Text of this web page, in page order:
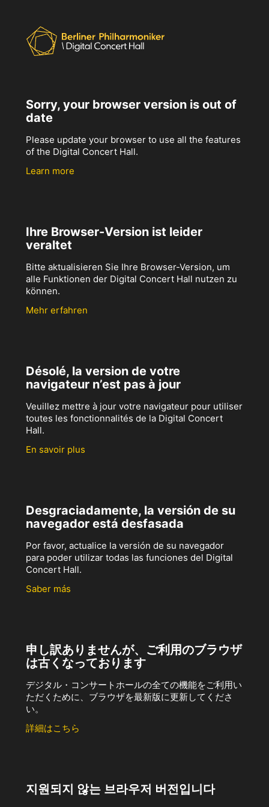
Sorry, your browser version is out of
date
Please update your browser to use all the features
of the Digital Concert Hall.
Learn more
Ihre Browser-Version ist leider
veraltet
Bitte aktualisieren Sie Ihre Browser-Version, um
alle Funktionen der Digital Concert Hall nutzen zu
können.
Mehr erfahren
Désolé, la version de votre
navigateur n’est pas à jour
Veuillez mettre à jour votre navigateur pour utiliser
toutes les fonctionnalités de la Digital Concert
Hall.
En savoir plus
Desgraciadamente, la versión de su
navegador está desfasada
Por favor, actualice la versión de su navegador
para poder utilizar todas las funciones del Digital
Concert Hall.
Saber más
申し訳ありませんが、ご利用のブラウザ
は古くなっております
デジタル・コンサートホールの全ての機能をご利用い
ただくために、ブラウザを最新版に更新してくださ
い。
詳細はこちら
지원되지 않는 브라우저 버전입니다